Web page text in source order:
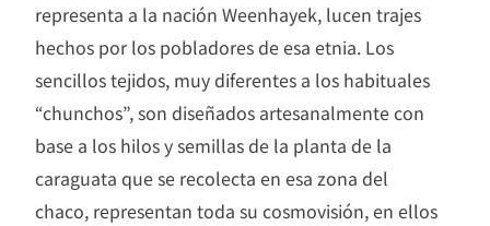
representa a la nación Weenhayek, lucen trajes
hechos por los pobladores de esa etnia. Los
sencillos tejidos, muy diferentes a los habituales
“chunchos”, son diseñados artesanalmente con
base a los hilos y semillas de la planta de la
caraguata que se recolecta en esa zona del
chaco, representan toda su cosmovisión, en ellos